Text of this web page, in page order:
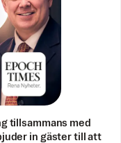
tillsammans med
in gäster till att